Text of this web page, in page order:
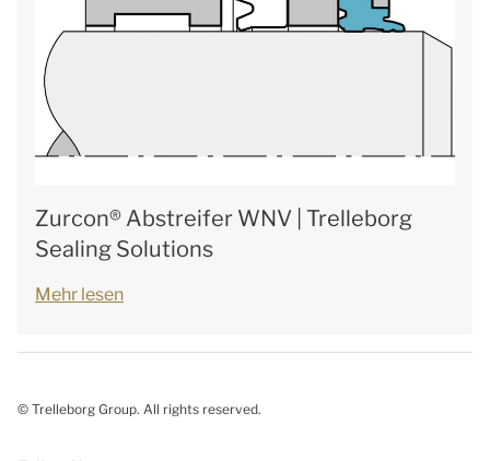
Zurcon® Abstreifer WNV | Trelleborg
Sealing Solutions
Mehr lesen
© Trelleborg Group. All rights reserved.